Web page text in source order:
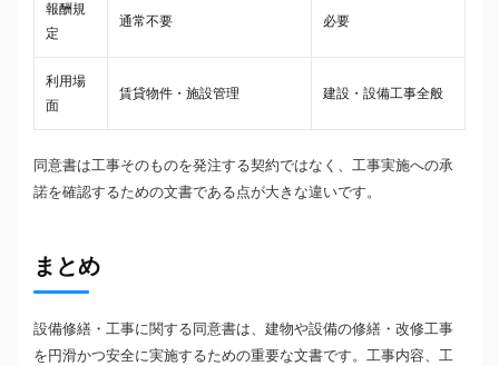
報酬規
定
通常不要 必要
利用場
面
賃貸物件・施設管理 建設・設備工事全般
同意書は工事そのものを発注する契約ではなく、工事実施への承
諾を確認するための文書である点が大きな違いです。
まとめ
設備修繕・工事に関する同意書は、建物や設備の修繕・改修工事
を円滑かつ安全に実施するための重要な文書です。工事内容、工